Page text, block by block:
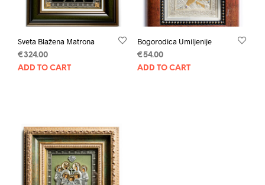
Sveta Blažena Matrona
€324.00
ADD TO CART
Bogorodica Umiljenije
€54.00
ADD TO CART